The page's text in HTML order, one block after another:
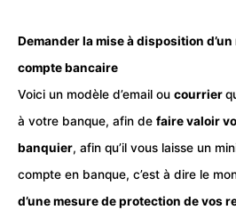
Demander la mise à disposition
compte bancaire
Voici un modèle d’email ou courrier
à votre banque, afin de faire valoir
banquier, afin qu’il vous laisse un
compte en banque, c’est à dire le
d’une mesure de protection de vos